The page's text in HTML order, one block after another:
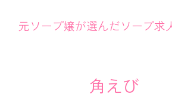
元ソープ嬢が選んだソープ求
角えび